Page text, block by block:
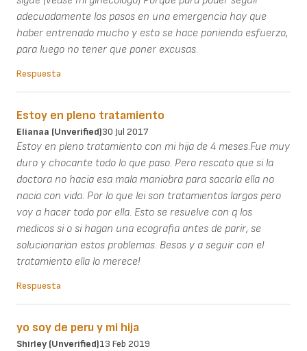
adecuadamente los pasos en una emergencia hay que
haber entrenado mucho y esto se hace poniendo esfuerzo,
para luego no tener que poner excusas.
Respuesta
Estoy en pleno tratamiento
Elianaa (unverified)30 Jul 2017
Estoy en pleno tratamiento con mi hija de 4 meses.Fue muy
duro y chocante todo lo que paso. Pero rescato que si la
doctora no hacia esa mala maniobra para sacarla ella no
nacia con vida. Por lo que lei son tratamientos largos pero
voy a hacer todo por ella. Esto se resuelve con q los
medicos si o si hagan una ecografia antes de parir, se
solucionarian estos problemas. Besos y a seguir con el
tratamiento ella lo merece!
Respuesta
yo soy de peru y mi hija
Shirley (unverified)13 Feb 2019